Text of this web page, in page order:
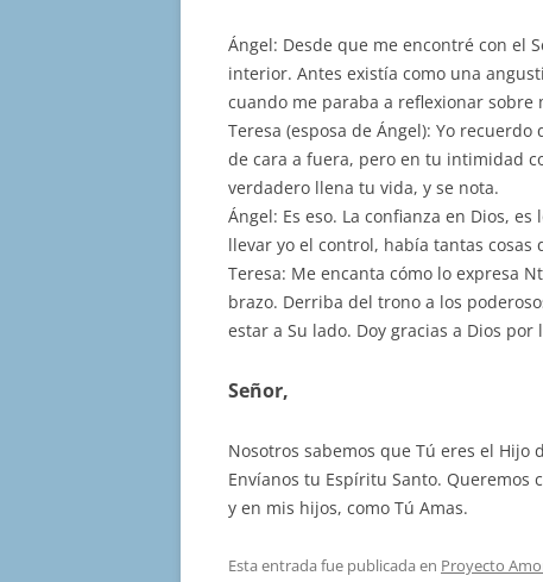
Ángel: Desde que me encontré con el
interior. Antes existía como una
cuando me paraba a reflexionar
Teresa (esposa de Ángel): Yo
de cara a fuera, pero en tu intimidad
verdadero llena tu vida, y se nota.
Ángel: Es eso. La confianza en Dios,
llevar yo el control, había tantas
Teresa: Me encanta cómo lo expresa
brazo. Derriba del trono a los
estar a Su lado. Doy gracias a Dios
Señor,
Nosotros sabemos que Tú eres el Hijo
Envíanos tu Espíritu Santo.
y en mis hijos, como Tú Amas.
Esta entrada fue publicada en Proyecto